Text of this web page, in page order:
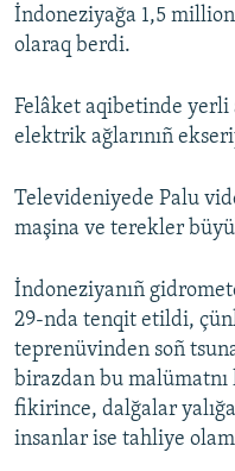
İndoneziyağa 1,5
olaraq berdi.
Felâket aqibetinde yerli
elektrik ağlarınıñ
Televideniyede Palu
maşina ve terekler
İndoneziyanıñ
29-nda tenqit etildi,
teprenüvinden soñ
birazdan bu
fikirince, dalğalar
insanlar ise tahliye